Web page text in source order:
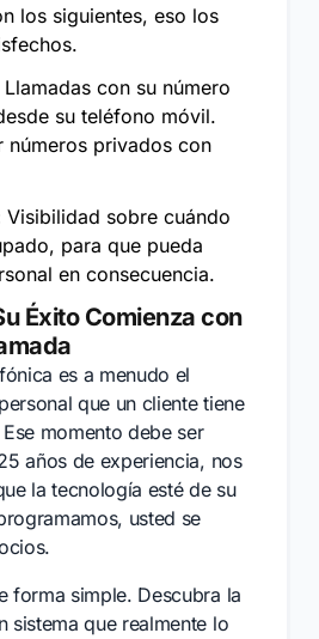
los siguientes, eso los
Llamadas con su número
su teléfono móvil.
números privados con
Visibilidad sobre cuándo
para que pueda
en consecuencia.
Éxito Comienza con
es a menudo el
que un cliente tiene
momento debe ser
años de experiencia, nos
la tecnología esté de su
usted se
forma simple. Descubra la
sistema que realmente lo